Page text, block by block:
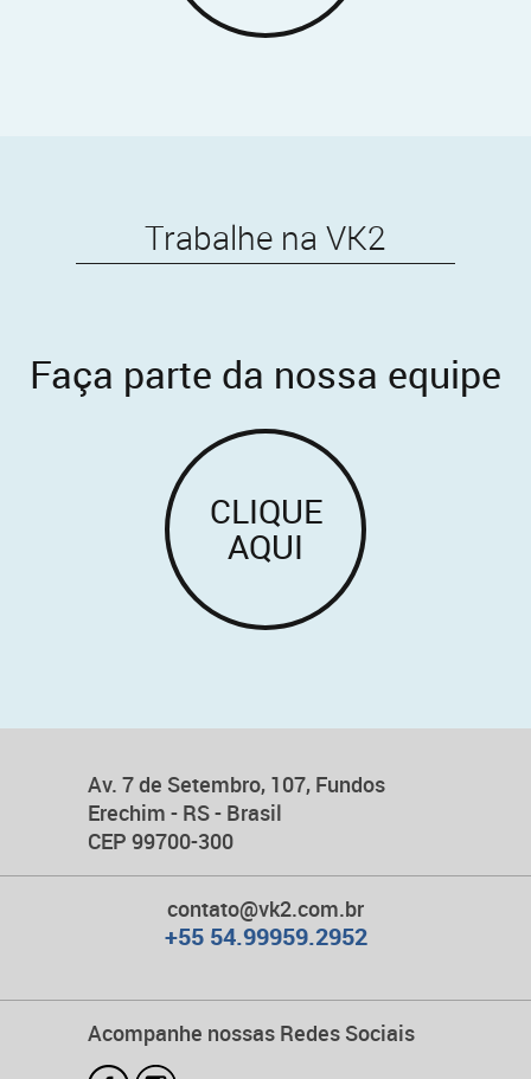
Trabalhe na VK2
Faça parte da nossa equipe
CLIQUE
AQUI
Av. 7 de Setembro, 107, Fundos
Erechim - RS - Brasil
CEP 99700-300
contato@vk2.com.br
+55 54.99959.2952
Acompanhe nossas Redes Sociais